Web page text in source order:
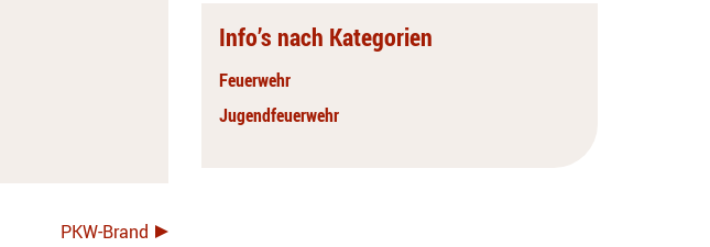
PKW-Brand
Info’s nach Kategorien
Feuerwehr
Jugendfeuerwehr